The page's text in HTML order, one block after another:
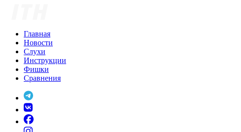
Главная
Новости
Слухи
Инструкции
Фишки
Сравнения